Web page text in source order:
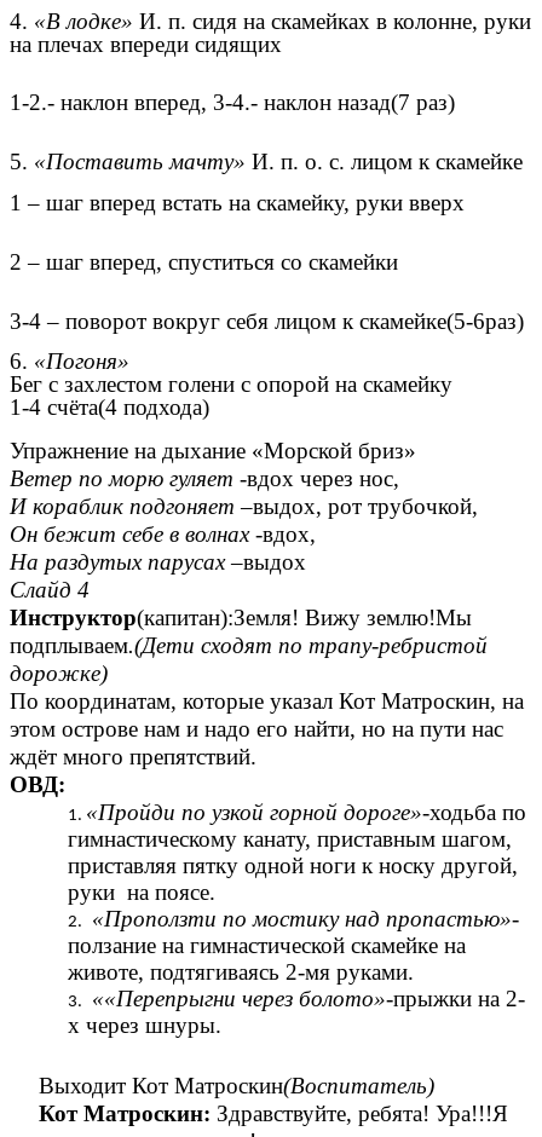
4. «В лодке» И. п. сидя на скамейках в колонне, руки
на плечах впереди сидящих
1-2.- наклон вперед, 3-4.- наклон назад(7 раз)
5. «Поставить мачту» И. п. о. с. лицом к скамейке
1 – шаг вперед встать на скамейку, руки вверх
2 – шаг вперед, спуститься со скамейки
3-4 – поворот вокруг себя лицом к скамейке(5-6раз)
6. «Погоня»
Бег с захлестом голени с опорой на скамейку
1-4 счёта(4 подхода)
Упражнение на дыхание «Морской бриз»
Ветер по морю гуляет -вдох через нос,
И кораблик подгоняет –выдох, рот трубочкой,
Он бежит себе в волнах-вдох,
На раздутых парусах–выдох
Слайд 4
Инструктор(капитан):Земля! Вижу землю!Мы
подплываем.(Дети сходят по трапу-ребристой
дорожке)
По координатам, которые указал Кот Матроскин, на
этом острове нам и надо его найти, но на пути нас
ждёт много препятствий.
ОВД:
«Пройди по узкой горной дороге»-ходьба по
гимнастическому канату, приставным шагом,
приставляя пятку одной ноги к носку другой,
руки на поясе.
«Проползти по мостику над пропастью»-
ползание на гимнастической скамейке на
животе, подтягиваясь 2-мя руками.
««Перепрыгни через болото»-прыжки на 2-
х через шнуры.
Выходит Кот Матроскин(Воспитатель)
Кот Матроскин: Здравствуйте, ребята! Ура!!!Я